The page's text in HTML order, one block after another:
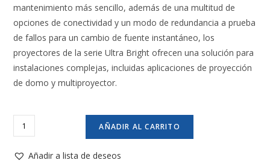
mantenimiento más sencillo, además de una multitud de
opciones de conectividad y un modo de redundancia a prueba
de fallos para un cambio de fuente instantáneo, los
proyectores de la serie Ultra Bright ofrecen una solución para
instalaciones complejas, incluidas aplicaciones de proyección
de domo y multiproyector.
Proyector
Optoma
ZU1900
AÑADIR AL CARRITO
Añadir a lista de deseos